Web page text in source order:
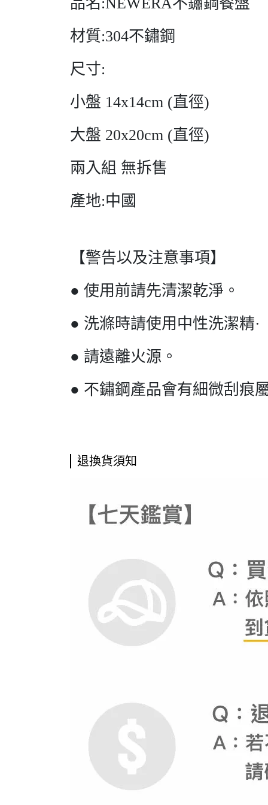
材質:304不鏽鋼
尺寸:
小盤 14x14cm (直徑)
大盤 20x20cm (直徑)
兩入組 無拆售
產地:中國
【警告以及注意事項】
● 使用前請先清潔乾淨。
● 洗滌時請使用中性洗潔精·
● 請遠離火源。
● 不鏽鋼產品會有細微刮痕
退換貨須知